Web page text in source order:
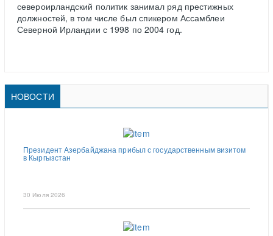
североирландский политик занимал ряд престижных
должностей, в том числе был спикером Ассамблеи
Северной Ирландии с 1998 по 2004 год.
НОВОСТИ
Президент Азербайджана прибыл с государственным визитом
в Кыргызстан
30 Июля 2026